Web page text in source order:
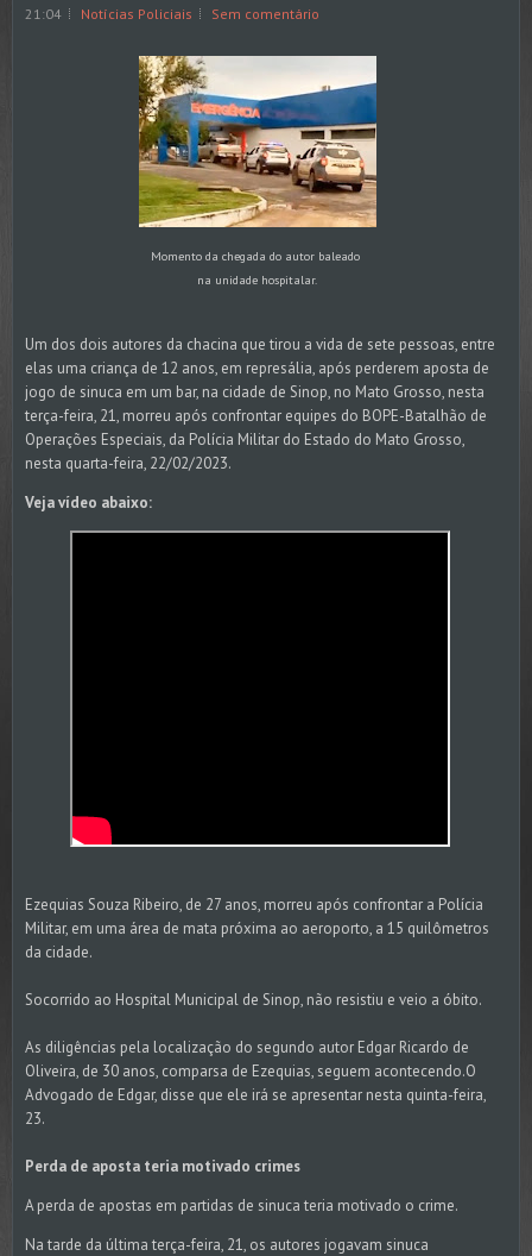
21:04 Notícias Policiais Sem comentário
Momento da chegada do autor baleado
na unidade hospitalar.
Um dos dois autores da chacina que tirou a vida de sete pessoas, entre
elas uma criança de 12 anos, em represália, após perderem aposta de
jogo de sinuca em um bar, na cidade de Sinop, no Mato Grosso, nesta
terça-feira, 21, morreu após confrontar equipes do BOPE-Batalhão de
Operações Especiais, da Polícia Militar do Estado do Mato Grosso,
nesta quarta-feira, 22/02/2023.
Veja vídeo abaixo:
Ezequias Souza Ribeiro, de 27 anos, morreu após confrontar a Polícia
Militar, em uma área de mata próxima ao aeroporto, a 15 quilômetros
da cidade.
Socorrido ao Hospital Municipal de Sinop, não resistiu e veio a óbito.
As diligências pela localização do segundo autor Edgar Ricardo de
Oliveira, de 30 anos, comparsa de Ezequias, seguem acontecendo.O
Advogado de Edgar, disse que ele irá se apresentar nesta quinta-feira,
23.
Perda de aposta teria motivado crimes
A perda de apostas em partidas de sinuca teria motivado o crime.
Na tarde da última terça-feira, 21, os autores jogavam sinuca